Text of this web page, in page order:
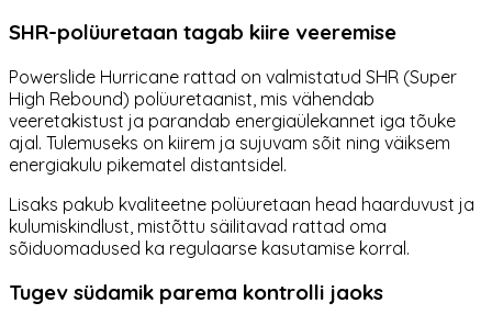
SHR-polüuretaan tagab kiire veeremise
Powerslide Hurricane rattad on valmistatud SHR (Super
High Rebound) polüuretaanist, mis vähendab
veeretakistust ja parandab energiaülekannet iga tõuke
ajal. Tulemuseks on kiirem ja sujuvam sõit ning väiksem
energiakulu pikematel distantsidel.
Lisaks pakub kvaliteetne polüuretaan head haarduvust ja
kulumiskindlust, mistõttu säilitavad rattad oma
sõiduomadused ka regulaarse kasutamise korral.
Tugev südamik parema kontrolli jaoks